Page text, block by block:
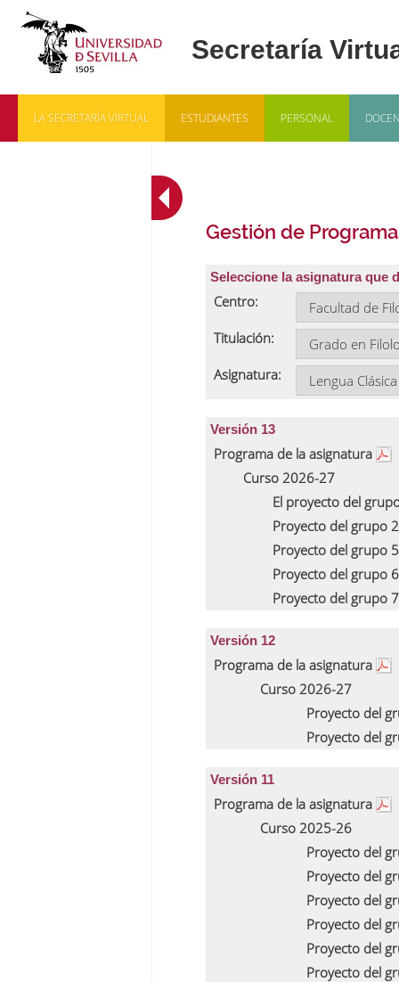
LA SECRETARÍA VIRTUAL ESTUDIANTES PERSONAL
Gestión de
Seleccione la asignatura que
Centro:
Titulación:
Asignatura:
Versión 13
Programa de la asignatura
Curso 2026-27
El proyecto del
Proyecto del grupo
Proyecto del grupo
Proyecto del grupo
Proyecto del grupo
Versión 12
Programa de la asignatura
Curso 2026-27
Proyecto del
Proyecto del
Versión 11
Programa de la asignatura
Curso 2025-26
Proyecto del
Proyecto del
Proyecto del
Proyecto del
Proyecto del
Proyecto del